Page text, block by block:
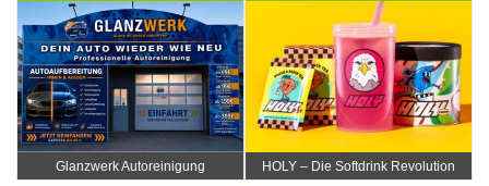
Glanzwerk Autoreinigung HOLY – Die Softdrink Revolution